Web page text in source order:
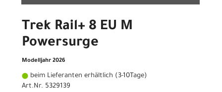
Trek Rail+ 8 EU M
Powersurge
Modelljahr 2026
beim Lieferanten erhältlich (3-10Tage)
Art.Nr. 5329139